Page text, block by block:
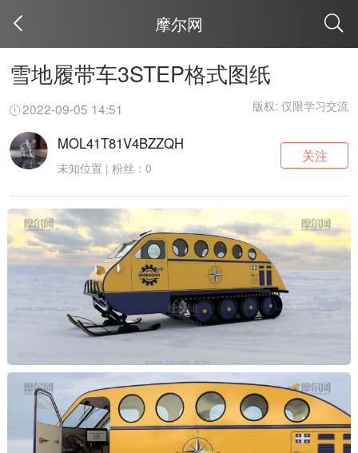
摩尔网
雪地履带车3STEP格式图纸
2022-09-05 14:51 版权: 仅限学习交流
MOL41T81V4BZZQH
未知位置 | 粉丝：0
关注
取消